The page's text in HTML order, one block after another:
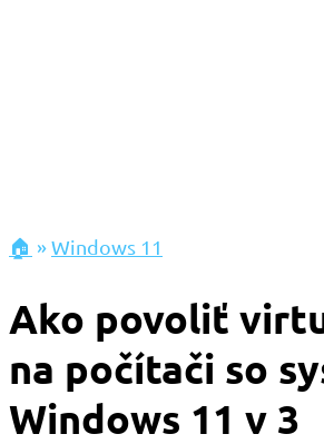
🏠 »Windows 11
Ako povoliť
na počítači so
Windows 11 v 3